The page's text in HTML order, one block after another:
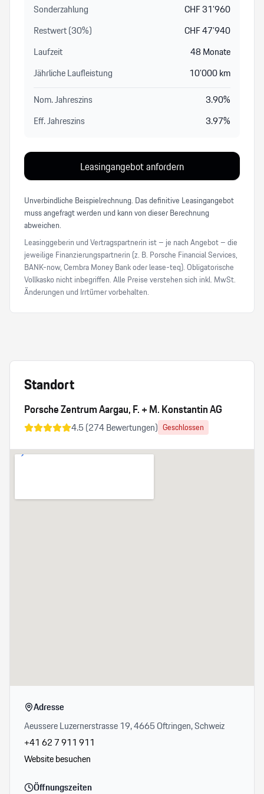
Sonderzahlung
CHF31’960
Restwert (30%) CHF47’940
Laufzeit
48Monate
Jährliche Laufleistung
10’000km
Nom. Jahreszins
3.90%
Eff. Jahreszins
3.97%
Leasingangebot anfordern
Unverbindliche Beispielrechnung. Das definitive Leasingangebot
muss angefragt werden und kann von dieser Berechnung
abweichen.
Leasinggeberin und Vertragspartnerin ist – je nach Angebot – die
jeweilige Finanzierungspartnerin (z. B. Porsche Financial Services,
BANK-now, Cembra Money Bank oder lease-teq). Obligatorische
Vollkasko nicht inbegriffen. Alle Preise verstehen sich inkl. MwSt.
Änderungen und Irrtümer vorbehalten.
Standort
Porsche Zentrum Aargau, F. + M. Konstantin AG
4.5(274Bewertungen) Geschlossen
Adresse
Aeussere Luzernerstrasse 19, 4665 Oftringen, Schweiz
+41 62 7 911 911
Website besuchen
Öffnungszeiten